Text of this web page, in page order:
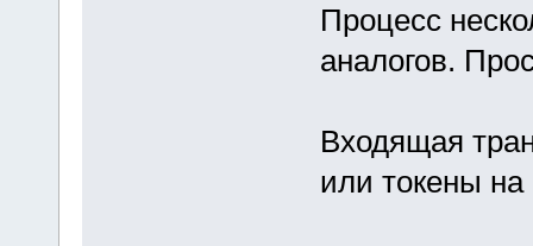
Процесс
аналогов.
Входящая
или токены на